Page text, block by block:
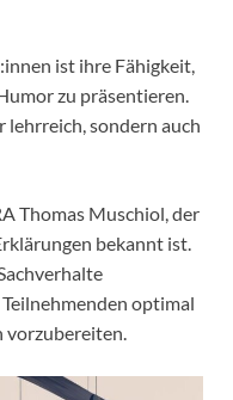
ist ihre Fähigkeit,
zu präsentieren.
lehrreich, sondern auch
Thomas Muschiol, der
bekannt ist.
optimal
vorzubereiten.